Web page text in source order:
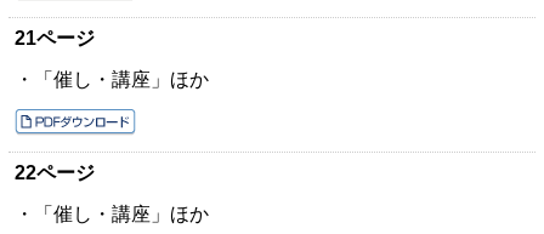
21ページ
・「催し・講座」ほか
22ページ
・「催し・講座」ほか